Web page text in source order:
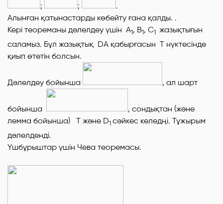
; ;
.
Алынған қатынастарды көбейту ғана қалды. .
Кері теореманы дәлелдеу үшін А1, В1, С1 жазықтығын
саламыз. Бұл жазықтық DA қабырғасын Т нүктесінде
қиып өтетін болсын.
Дәлелдеу бойынша , ал шарт
бойынша
, сондықтан (және
лемма бойынша) Т және D1 сәйкес келедңі. Тұжырым
дәлелденді.
Үшбұрыштар үшін Чева теоремасы.